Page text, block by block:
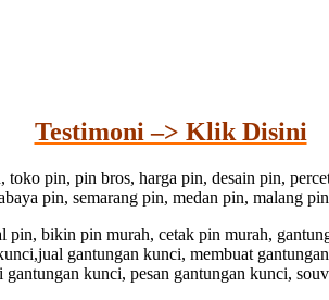
Testimoni –> Klik Disini
pin, pin bros, harga pin, desain pin,
pin, semarang pin, medan pin, malang
bikin pin murah, cetak pin murah,
gantungan kunci, membuat
kunci, pesan gantungan kunci,